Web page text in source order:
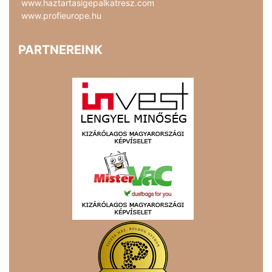
www.haztartasigepalkatresz.com
www.profieurope.hu
PARTNEREINK